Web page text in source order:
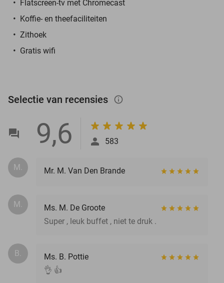
Flatscreen-tv met Chromecast
Koffie- en theefaciliteiten
Zithoek
Gratis wifi
Selectie van recensies info_outlined
9,6 583
M. Mr. M. Van Den Brande
M.
Ms. M. De Groote
Super , leuk buffet , niet te druk .
B.
Ms. B. Pottie
👌 👍